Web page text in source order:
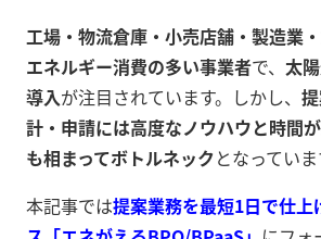
工場・物流倉庫・小売店舗・製造業
エネルギー消費の多い事業者で、 太
導入が注目されています。しかし、
計・申請には高度なノウハウと時間
も相まってボトルネック となっていま
本記事では提案業務を最短1日で仕上